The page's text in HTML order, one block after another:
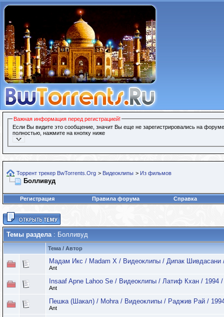
Важная информация перед регистрацией!
Если Вы видите это сообщение, значит Вы еще не зарегистрировались на
полностью, нажмите на кнопку ниже
Торрент трекер BwTorrents.Org > Видеоклипы > Из фильмов
Болливуд
Регистрация Правила форума Справка
Темы раздела: Болливуд
Тема / Автор
Мадам Икс / Madam X / Видеоклипы / Дипак Шивдасани
Ant
Insaaf Apne Lahoo Se / Видеоклипы / Латиф Кхан / 1994
Ant
Пешка (Шакал) / Mohra / Видеоклипы / Раджив Рай /
Ant